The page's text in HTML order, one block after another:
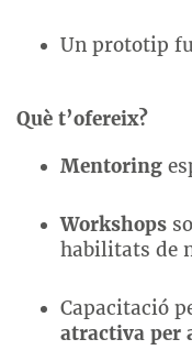
Un prototip
Què t’ofereix?
Mentoring
Workshops
habilitats de
Capacitació
atractiva per